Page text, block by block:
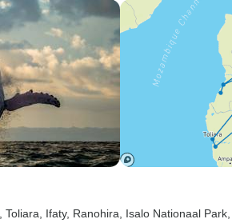
, Toliara , Ifaty, Ranohira , Isalo Nationaal Park